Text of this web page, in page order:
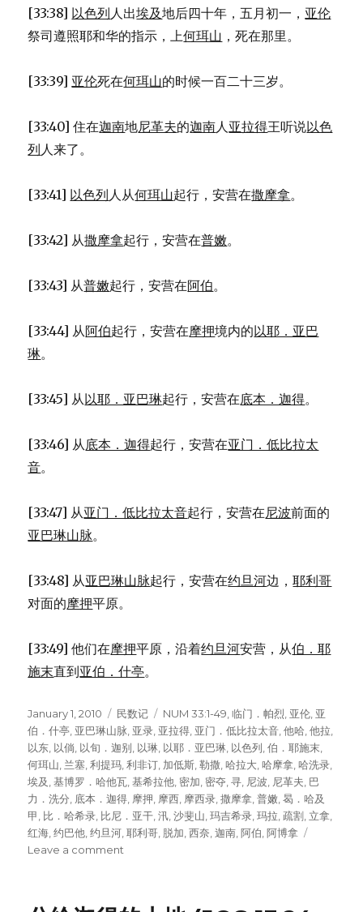
[33:38] 以色列人出埃及地后四十年，五月初一， 亚伦
祭司遵照耶和华的指示，上何珥山 ，死在那里。
[33:39] 亚伦死在何珥山的时候一百二十三岁。
[33:40] 住在迦南地尼革夫的迦南人亚拉得王听说以色
列人来了。
[33:41] 以色列人从何珥山起行，安营在撒摩拿。
[33:42] 从撒摩拿起行，安营在普嫩。
[33:43] 从普嫩起行，安营在阿伯。
[33:44] 从阿伯起行，安营在摩押境内的以耶．亚巴
琳。
[33:45] 从以耶．亚巴琳起行，安营在底本．迦得。
[33:46] 从底本．迦得起行，安营在亚门．低比拉太
音。
[33:47] 从亚门．低比拉太音起行，安营在尼波前面的
亚巴琳山脉。
[33:48] 从亚巴琳山脉起行，安营在约旦河边，耶利哥
对面的摩押平原。
[33:49] 他们在摩押平原，沿着约旦河安营，从伯．耶
施末直到亚伯．什亭。
Posted
on
January 1, 2010 Categories
民数记 Tags
NUM 33:1-49 ,临门．帕烈 亚伦 亚
伯．什亭 亚巴琳山脉 亚录 亚拉得 亚门．低比拉太音 ,他哈 ,他拉
以东 以倘 以旬．迦别 以琳 以耶．亚巴琳 以色列 ,伯．耶施末
何珥山 兰塞 ,利提玛 ,利非订 加低斯 ,勒撒 ,哈拉大 ,哈摩拿 ,哈洗录
埃及 ,基博罗．哈他瓦 ,基希拉他 密加 密夺 ,寻 尼波 尼革夫 巴
力．洗分 底本．迦得 摩押 摩西 摩西录 ,撒摩拿 ,普嫩 ,曷．哈及
甲 比．哈希录 比尼．亚干 ,汛 ,沙斐山 ,玛吉希录 ,玛拉 ,疏割 立拿
红海 ,约巴他 ,约旦河 ,耶利哥 脱加 ,西奈 ,迦南 ,阿伯 ,阿博拿
Leave a comment